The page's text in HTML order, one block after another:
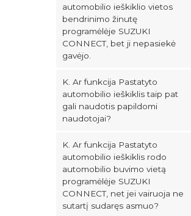
automobilio ieškiklio vietos
bendrinimo žinutę
programėlėje SUZUKI
CONNECT, bet ji nepasiekė
gavėjo.
K. Ar funkcija Pastatyto
automobilio ieškiklis taip pat
gali naudotis papildomi
naudotojai?
K. Ar funkcija Pastatyto
automobilio ieškiklis rodo
automobilio buvimo vietą
programėlėje SUZUKI
CONNECT, net jei vairuoja ne
sutartį sudaręs asmuo?